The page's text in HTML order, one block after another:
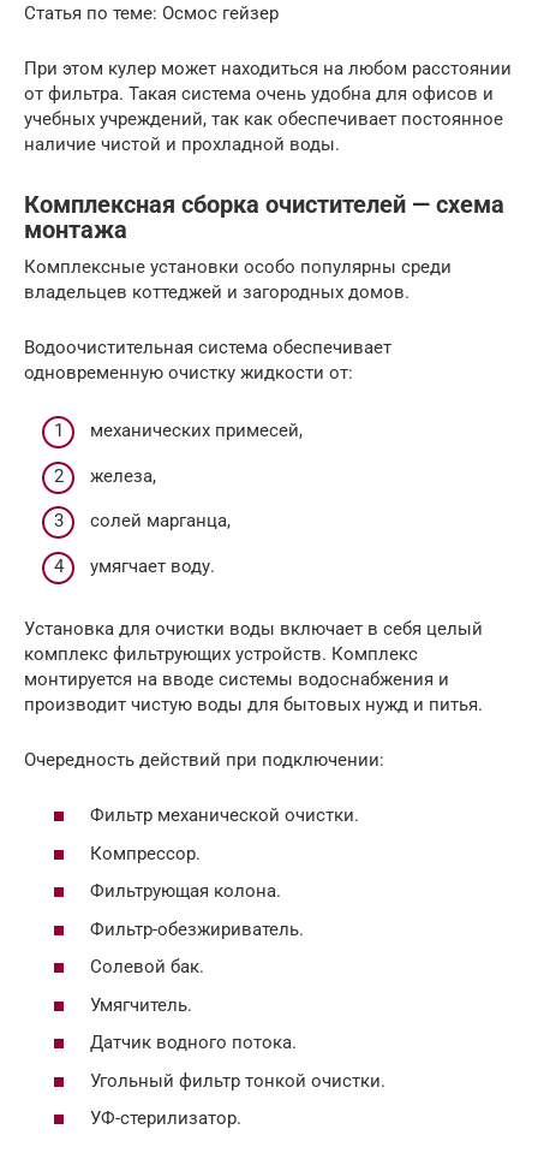
Статья по теме: Осмос гейзер
При этом кулер может находиться на любом расстоянии
от фильтра. Такая система очень удобна для офисов и
учебных учреждений, так как обеспечивает постоянное
наличие чистой и прохладной воды.
Комплексная сборка очистителей — схема
монтажа
Комплексные установки особо популярны среди
владельцев коттеджей и загородных домов.
Водоочистительная система обеспечивает
одновременную очистку жидкости от:
механических примесей,
железа,
солей марганца,
умягчает воду.
Установка для очистки воды включает в себя целый
комплекс фильтрующих устройств. Комплекс
монтируется на вводе системы водоснабжения и
производит чистую воды для бытовых нужд и питья.
Очередность действий при подключении:
Фильтр механической очистки.
Компрессор.
Фильтрующая колона.
Фильтр-обезжириватель.
Солевой бак.
Умягчитель.
Датчик водного потока.
Угольный фильтр тонкой очистки.
УФ-стерилизатор.